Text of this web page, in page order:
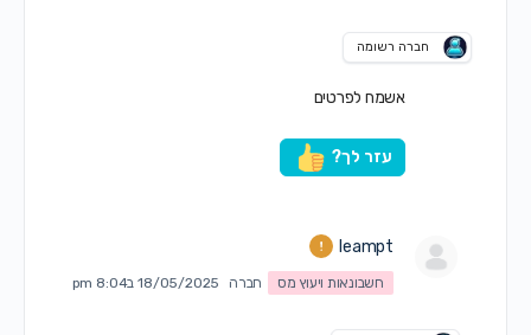
חברה רשומה
אשמח לפרטים
עזר לך?
leampt
חשבונאות ויעוץ מס חברה 18/05/2025 ב8:04 pm